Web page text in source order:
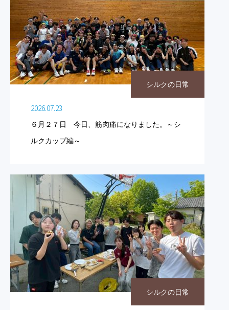
シルクの日常
2026.07.23
６月２７日 今日、筋肉痛になりました。～シ
ルクカップ編～
シルクの日常